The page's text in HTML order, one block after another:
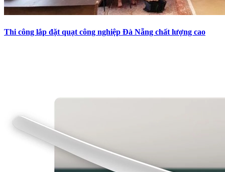
Thi công lắp đặt quạt công nghiệp Đà Nẵng chất lượng cao